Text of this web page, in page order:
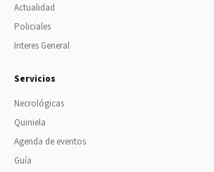
Actualidad
Policiales
Interes General
Servicios
Necrológicas
Quiniela
Agenda de eventos
Guía